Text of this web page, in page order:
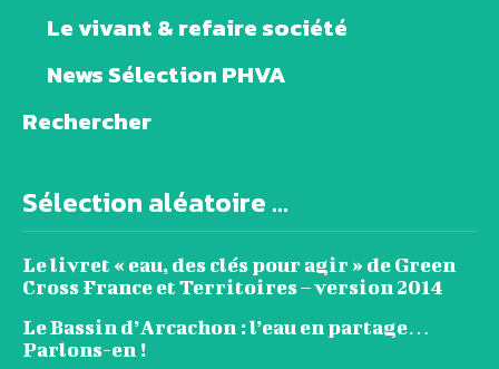
Le vivant & refaire société
News Sélection PHVA
Rechercher
Sélection aléatoire ...
Le livret « eau, des clés pour agir » de Green
Cross France et Territoires – version 2014
Le Bassin d’Arcachon : l’eau en partage…
Parlons-en !